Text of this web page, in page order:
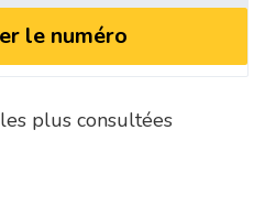
le numéro
plus consultées